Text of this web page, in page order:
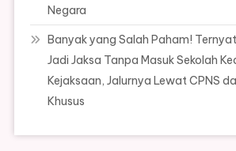
Negara
Banyak yang Salah Paham!
Jadi Jaksa Tanpa Masuk Sekolah
Kejaksaan, Jalurnya Lewat CPNS
Khusus